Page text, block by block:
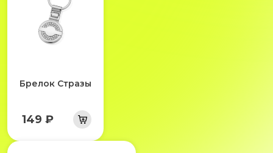
Брелок Стразы
149 ₽